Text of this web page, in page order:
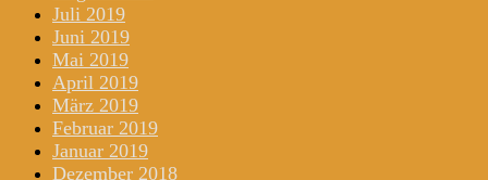
Juli 2019
Juni 2019
Mai 2019
April 2019
März 2019
Februar 2019
Januar 2019
Dezember 2018